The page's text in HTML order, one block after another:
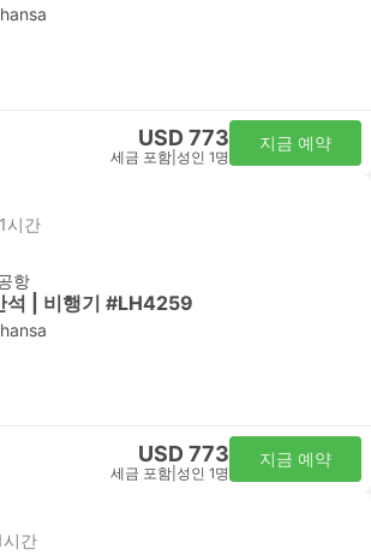
USD 773
세금 포함 성인 1명
지금 예약
1시간
항
석 | 비행기 #LH4259
USD 773
세금 포함 성인 1명
지금 예약
시간